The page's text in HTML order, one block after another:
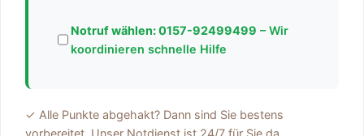
Notruf wählen:0157-92499499 – Wir
koordinieren schnelle Hilfe
✓ Alle Punkte abgehakt? Dann sind Sie bestens
vorbereitet. Unser Notdienst ist 24/7 für Sie da.